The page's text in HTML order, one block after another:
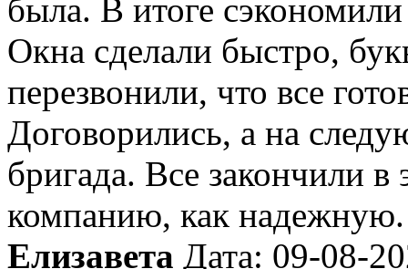
была. В итоге
Окна сделали быстро,
перезвонили, что все
Договорились, а на
бригада. Все закончили
компанию, как надежную.
Елизавета Дата: 09-08-